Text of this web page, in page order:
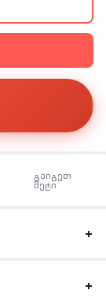
გაიგეთ
მეტი